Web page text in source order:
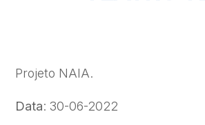
Projeto NAIA.
Data: 30-06-2022